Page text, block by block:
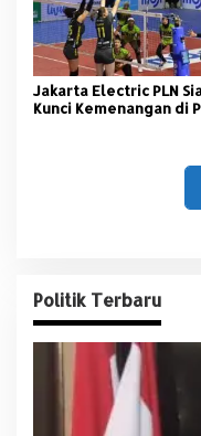
Jakarta Electric PLN
Kunci Kemenangan di
Politik Terbaru